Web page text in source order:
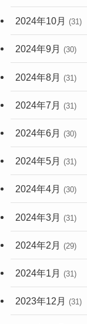
2024年10月 (31)
2024年9月 (30)
2024年8月 (31)
2024年7月 (31)
2024年6月 (30)
2024年5月 (31)
2024年4月 (30)
2024年3月 (31)
2024年2月 (29)
2024年1月 (31)
2023年12月 (31)